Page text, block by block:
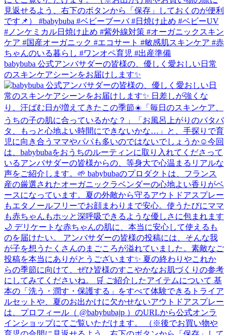
babybuba 公式アンバサダーの皆様の、優しく愛おしい日常
のスキンケアシーンをお届けします✨